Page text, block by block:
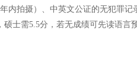
拍摄）、中英文公证的无犯罪
士需5.5分，若无成绩可先读语